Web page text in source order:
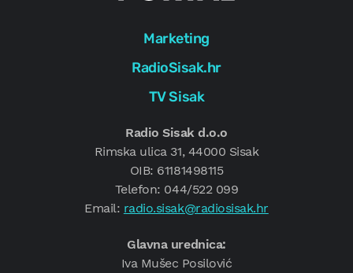
Marketing
RadioSisak.hr
TV Sisak
Radio Sisak d.o.o
Rimska ulica 31, 44000 Sisak
OIB: 61181498115
Telefon: 044/522 099
Email: radio.sisak@radiosisak.hr
Glavna urednica:
Iva Mušec Posilović